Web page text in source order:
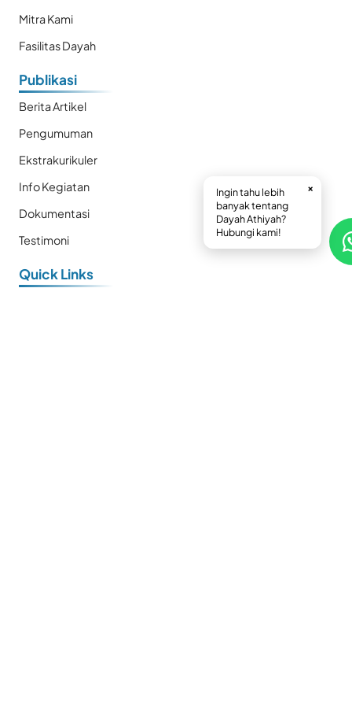
Mitra Kami
Fasilitas Dayah
Publikasi
Berita Artikel
Pengumuman
Ekstrakurikuler
Info Kegiatan
Dokumentasi
Testimoni
Quick Links
Ingin tahu lebih
banyak tentang
Dayah Athiyah?
Hubungi kami!
×